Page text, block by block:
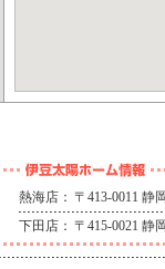
熱海店： 〒413-0011 静
下田店： 〒415-0021 静